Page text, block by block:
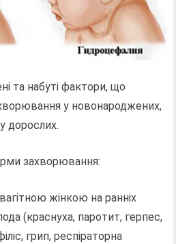
та набуті фактори, що
у новонароджених,
дорослих.
захворювання:
вагітною жінкою на ранніх
(краснуха, паротит, герпес,
грип, респіраторна